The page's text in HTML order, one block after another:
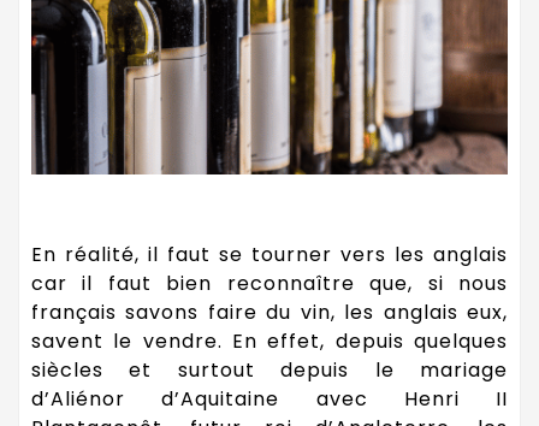
En réalité, il faut se tourner vers les anglais
car il faut bien reconnaître que, si nous
français savons faire du vin, les anglais eux,
savent le vendre. En effet, depuis quelques
siècles et surtout depuis le mariage
d’Aliénor d’Aquitaine avec Henri II